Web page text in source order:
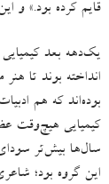
قایم کرده بود.»و
یک‌دهه بعد
انداخته بوند تا
بوده‌اند که هم
کیمیایی هیچ‌وقت
سال‌ها بیش‌تر
این گروه بود؛